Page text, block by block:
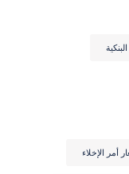
أمر الإخلاء